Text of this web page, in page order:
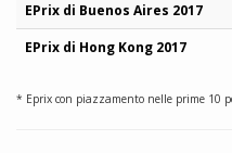
EPrix di Buenos Aires 2017
EPrix di Hong Kong 2017
* Eprix con piazzamento nelle prime 10